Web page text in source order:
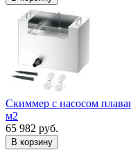
Скиммер с насосом
м2
65 982 руб.
В корзину